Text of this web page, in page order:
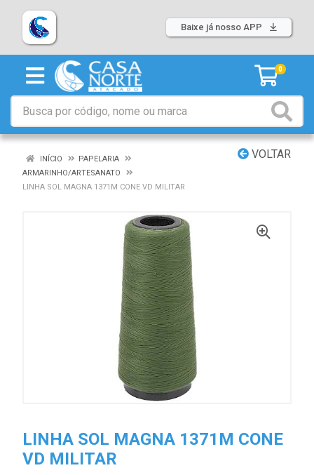
Baixe já nosso APP
0
VOLTAR
INÍCIO
PAPELARIA
ARMARINHO/ARTESANATO
LINHA SOL MAGNA 1371M CONE VD MILITAR
LINHA SOL MAGNA 1371M CONE
VD MILITAR